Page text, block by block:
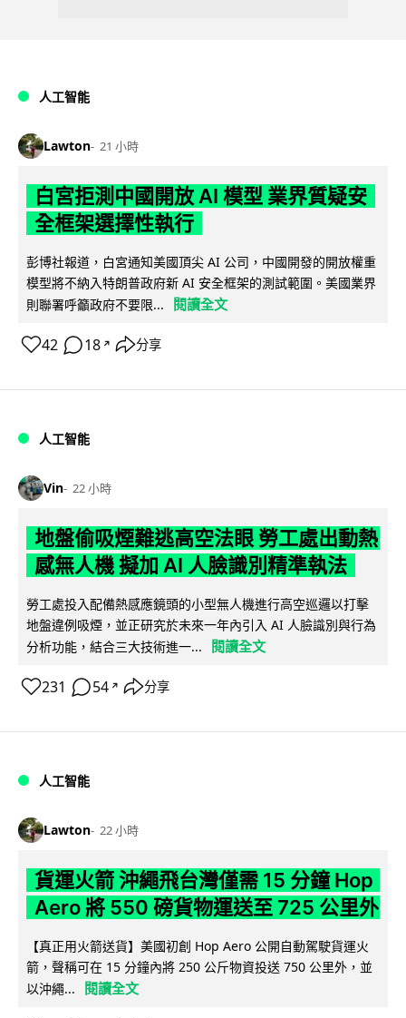
人工智能
Lawton 21 小時
白宮拒測中國開放 AI 模型 業界質疑安
全框架選擇性執行
彭博社報道，白宮通知美國頂尖 AI 公司，中國開發的開放權重
模型將不納入特朗普政府新 AI 安全框架的測試範圍。美國業界
則聯署呼籲政府不要限...
閱讀全文
42 18 ↗ 分享
人工智能
Vin 22 小時
地盤偷吸煙難逃高空法眼 勞工處出動熱
感無人機 擬加 AI 人臉識別精準執法
勞工處投入配備熱感應鏡頭的小型無人機進行高空巡邏以打擊
地盤違例吸煙，並正研究於未來一年內引入 AI 人臉識別與行為
分析功能，結合三大技術進一...
閱讀全文
231 54 ↗ 分享
人工智能
Lawton 22 小時
貨運火箭 沖繩飛台灣僅需 15 分鐘 Hop
Aero 將 550 磅貨物運送至 725 公里外
【真正用火箭送貨】美國初創 Hop Aero 公開自動駕駛貨運火
箭，聲稱可在 15 分鐘內將 250 公斤物資投送 750 公里外，並
以沖繩...
閱讀全文